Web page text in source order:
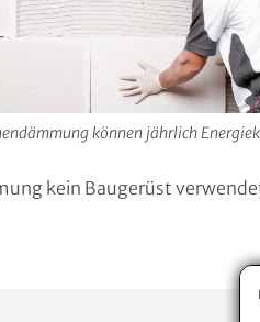
können jährlich
kein Baugerüst